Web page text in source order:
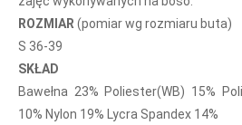
ROZMIAR(pomiar wg rozmiaru buta)
S 36-39
SKŁAD
Bawełna 23% Poliester(WB) 15%
10% Nylon 19% Lycra Spandex 14%